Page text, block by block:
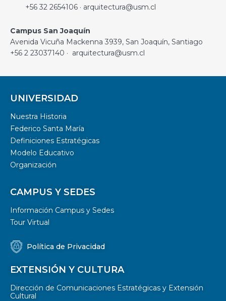
+56 32 2654106 · arquitectura@usm.cl
Campus San Joaquín
Avenida Vicuña Mackenna 3939, San Joaquín, Santiago
+56 2 23037140 · arquitectura@usm.cl
UNIVERSIDAD
Nuestra Historia
Federico Santa María
Definiciones Estratégicas
Modelo Educativo
Organización
CAMPUS Y SEDES
Información Campus y Sedes
Tour Virtual
Política de Privacidad
EXTENSIÓN Y CULTURA
Dirección de Comunicaciones Estratégicas y Extensión
Cultural